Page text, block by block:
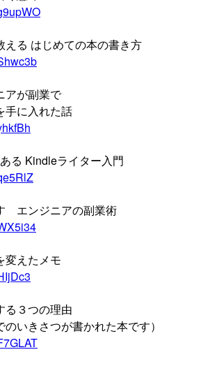
る はじめての本の書き方
アが副業で
手に入れた話
る Kindleライター入門
エンジニアの副業術
変えたメモ
３つの理由
のいきさつが書かれた本です）